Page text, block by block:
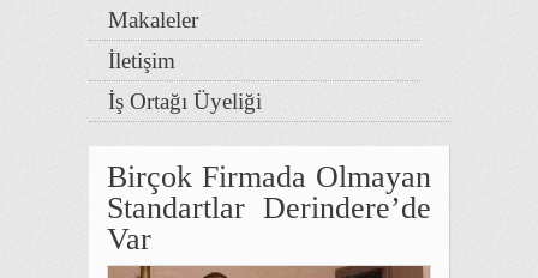
Makaleler
İletişim
İş Ortağı Üyeliği
Birçok Firmada Olmayan
Standartlar Derindere’de
Var